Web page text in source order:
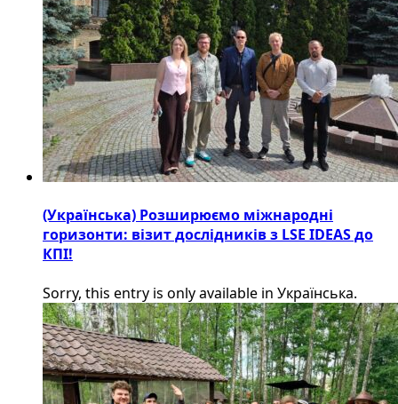
(Українська) Розширюємо міжнародні
горизонти: візит дослідників з LSE IDEAS до
КПІ!
Sorry, this entry is only available in Українська.